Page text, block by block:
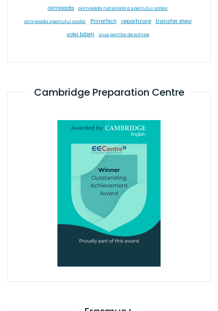
olimpiada
olimpiada nationala a sportului scolar
olimpiada sportului scolar PrimeTech repartizare transfer elevi
volei băieți ziua portilor deschise
Cambridge Preparation Centre